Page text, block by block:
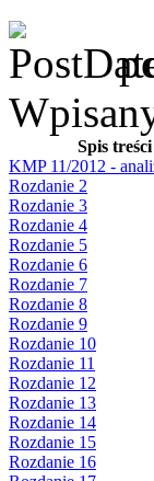
Spis treści
KMP 11/2012 -
Rozdanie 2
Rozdanie 3
Rozdanie 4
Rozdanie 5
Rozdanie 6
Rozdanie 7
Rozdanie 8
Rozdanie 9
Rozdanie 10
Rozdanie 11
Rozdanie 12
Rozdanie 13
Rozdanie 14
Rozdanie 15
Rozdanie 16